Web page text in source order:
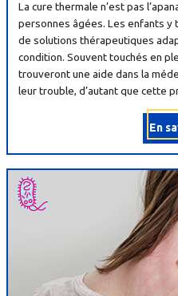
La cure thermale n’est pas
personnes âgées. Les enfants
de solutions thérapeutiques
condition. Souvent touchés en
trouveront une aide dans la
leur trouble, d’autant que cette
En